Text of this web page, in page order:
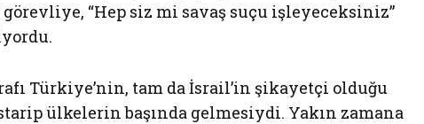
“Hep siz mi savaş suçu işleyeceksiniz”
Türkiye’nin, tam da İsrail’in şikayetçi olduğu
ülkelerin başında gelmesiydi. Yakın zamana